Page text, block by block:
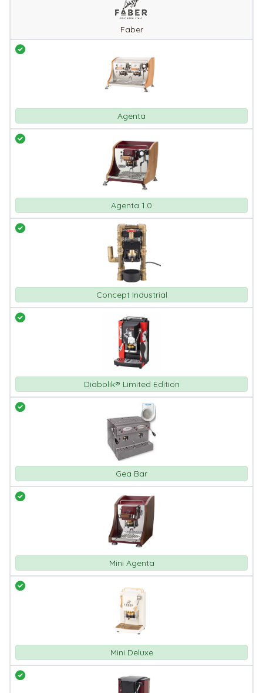
Faber
Agenta
Agenta 1.0
Concept Industrial
Diabolik® Limited Edition
Gea Bar
Mini Agenta
Mini Deluxe